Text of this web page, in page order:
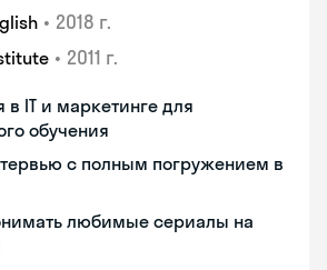
• 2018 г.
• 2011 г.
в IT и маркетинге для
обучения
с полным погружением в
любимые сериалы на